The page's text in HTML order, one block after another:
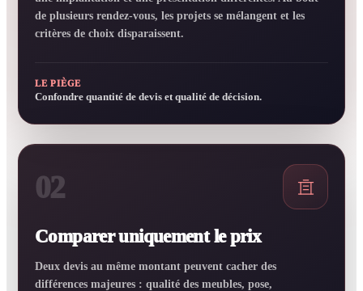
de plusieurs rendez-vous, les projets se mélangent et les
critères de choix disparaissent.
LE PIÈGE
Confondre quantité de devis et qualité de décision.
02
Comparer uniquement le prix
Deux devis au même montant peuvent cacher des
différences majeures : qualité des meubles, pose,